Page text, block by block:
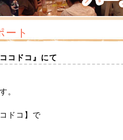
ート
コドコ』にて
。
ドコ】で